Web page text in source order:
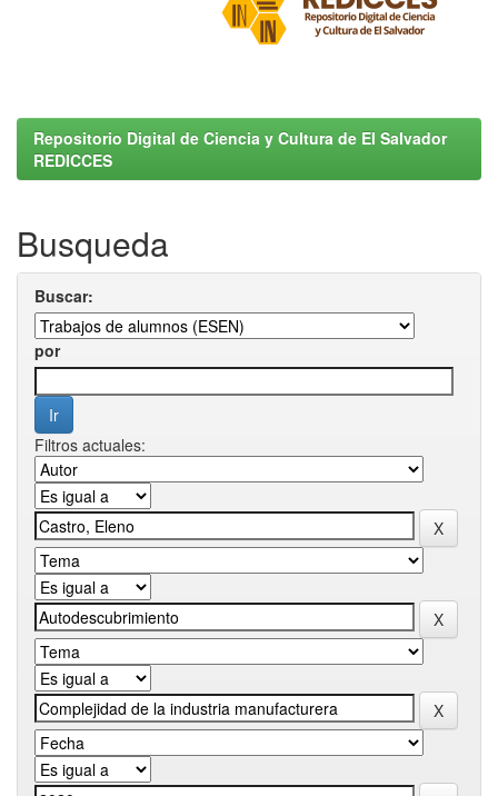
Repositorio Digital de Ciencia y Cultura de El Salvador
REDICCES
Busqueda
Buscar:
por
Filtros actuales: